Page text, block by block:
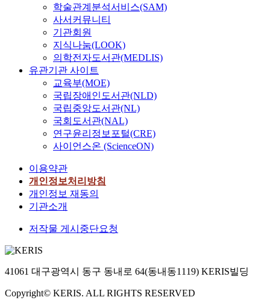
기
학술관계분석서비스(SAM)
사서커뮤니티
기관회원
지식나눔(LOOK)
의학전자도서관(MEDLIS)
유관기관 사이트
교육부(MOE)
국립장애인도서관(NLD)
국립중앙도서관(NL)
국회도서관(NAL)
연구윤리정보포털(CRE)
사이언스온 (ScienceON)
이용약관
개인정보처리방침
개인정보 재동의
기관소개
저작물 게시중단요청
41061 대구광역시 동구 동내로 64(동내동1119) KERIS빌딩
Copyright© KERIS. ALL RIGHTS RESERVED